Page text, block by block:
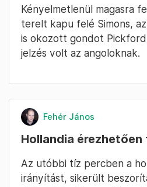
Kényelmetlenül magasra
terelt kapu felé Simons,
is okozott gondot
jelzés volt az angoloknak.
Fehér János
Hollandia
Az utóbbi tíz percben a
irányítást, sikerült